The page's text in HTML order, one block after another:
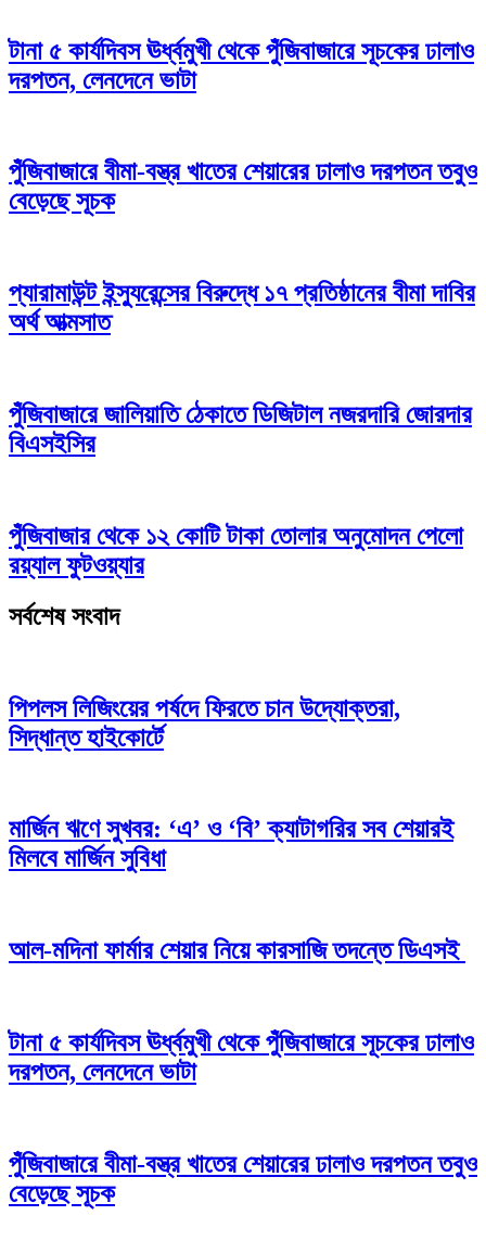
টানা ৫ কার্যদিবস ঊর্ধ্বমুখী থেকে পুঁজিবাজারে সূচকের ঢালাও
দরপতন, লেনদেনে ভাটা
পুঁজিবাজারে বীমা-বস্ত্র খাতের শেয়ারের ঢালাও দরপতন তবুও
বেড়েছে সূচক
প্যারামাউন্ট ইন্স্যুরেন্সের বিরুদ্ধে ১৭ প্রতিষ্ঠানের বীমা দাবির
অর্থ আত্মসাত
পুঁজিবাজারে জালিয়াতি ঠেকাতে ডিজিটাল নজরদারি জোরদার
বিএসইসির
পুঁজিবাজার থেকে ১২ কোটি টাকা তোলার অনুমোদন পেলো
রয়্যাল ফুটওয়্যার
সর্বশেষ সংবাদ
পিপলস লিজিংয়ের পর্ষদে ফিরতে চান উদ্যোক্তরা,
সিদ্ধান্ত হাইকোর্টে
মার্জিন ঋণে সুখবর: ‘এ’ ও ‘বি’ ক্যাটাগরির সব শেয়ারই
মিলবে মার্জিন সুবিধা
আল-মদিনা ফার্মার শেয়ার নিয়ে কারসাজি তদন্তে ডিএসই
টানা ৫ কার্যদিবস ঊর্ধ্বমুখী থেকে পুঁজিবাজারে সূচকের ঢালাও
দরপতন, লেনদেনে ভাটা
পুঁজিবাজারে বীমা-বস্ত্র খাতের শেয়ারের ঢালাও দরপতন তবুও
বেড়েছে সূচক